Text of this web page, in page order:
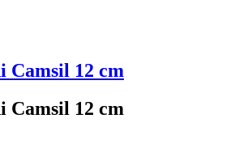
12 cm
12 cm